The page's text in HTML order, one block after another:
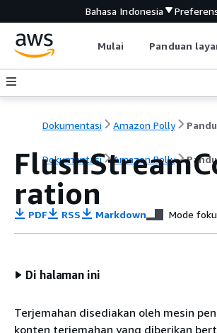
Bahasa Indonesia
Mulai Panduan
Dokumentasi Amazon Polly
Dokumentasi Amazon Polly
ration
PDF RSS Markdown Mode
Di halaman ini
Terjemahan disediakan oleh mesin
konten terjemahan yang diberikan